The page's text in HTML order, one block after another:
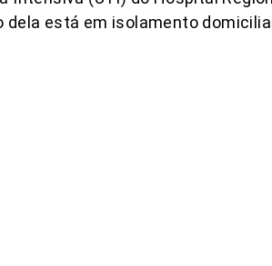
dela está em isolamento